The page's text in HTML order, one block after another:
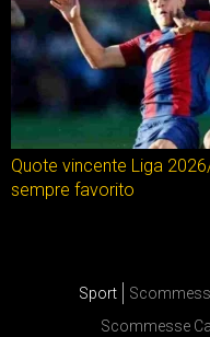
Quote vincente Liga
sempre favorito
Sport
Scommesse